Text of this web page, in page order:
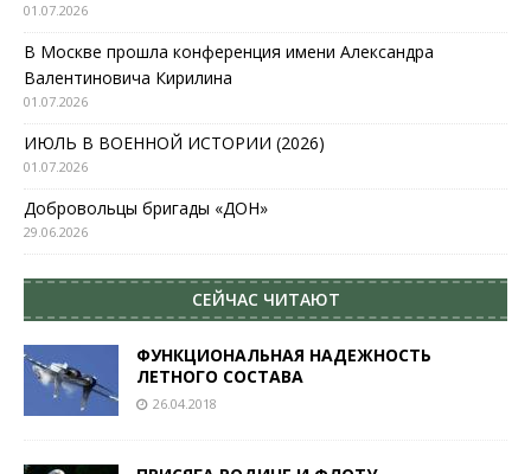
01.07.2026
В Москве прошла конференция имени Александра
Валентиновича Кирилина
01.07.2026
ИЮЛЬ В ВОЕННОЙ ИСТОРИИ (2026)
01.07.2026
Добровольцы бригады «ДОН»
29.06.2026
СЕЙЧАС ЧИТАЮТ
ФУНКЦИОНАЛЬНАЯ НАДЕЖНОСТЬ
ЛЕТНОГО СОСТАВА
26.04.2018